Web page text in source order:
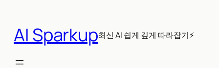
AI Sparkup최신 AI 쉽게 깊게 따라잡기⚡